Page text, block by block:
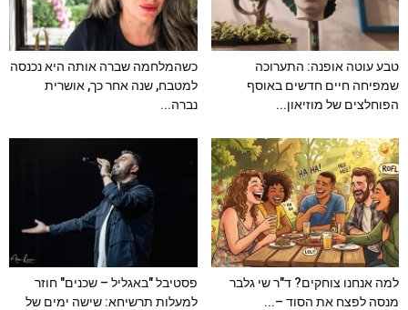
טבע עוטה אופנה: התערוכה
שמפיחה חיים חדשים באוסף
הפוחלצים של מוזיאון...
כשהמלחמה שברה אותה היא נכנסה
למטבח, שנה אחר כך, אושרית
נברה...
למה אנחנו צוחקים? ד"ר שי גלבר
מנסה לפצח את הסוד –...
פסטיבל "באגליל – שכנים" חוזר
למעלות תרשיחא: שישה ימים של